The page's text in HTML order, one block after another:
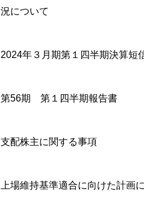
況について
2024年３月期第１四半期決算短
第56期 第１四半期報告書
支配株主に関する事項
上場維持基準適合に向けた計画